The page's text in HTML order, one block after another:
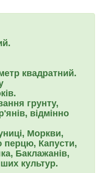
квадратний.
грунту,
відмінно
Моркви,
перцю, Капусти,
Баклажанів,
культур.